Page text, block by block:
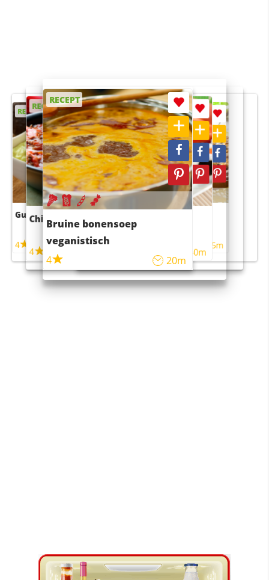
RECEPT
Guacamole
4
RECEPT
Chili con carne
4 45m
RECEPT
Bruine bonensoep
veganistisch
4
20m
RECEPT
Sushi rijstsalade
maaltijdsalade
40m
RECEPT
4 55m